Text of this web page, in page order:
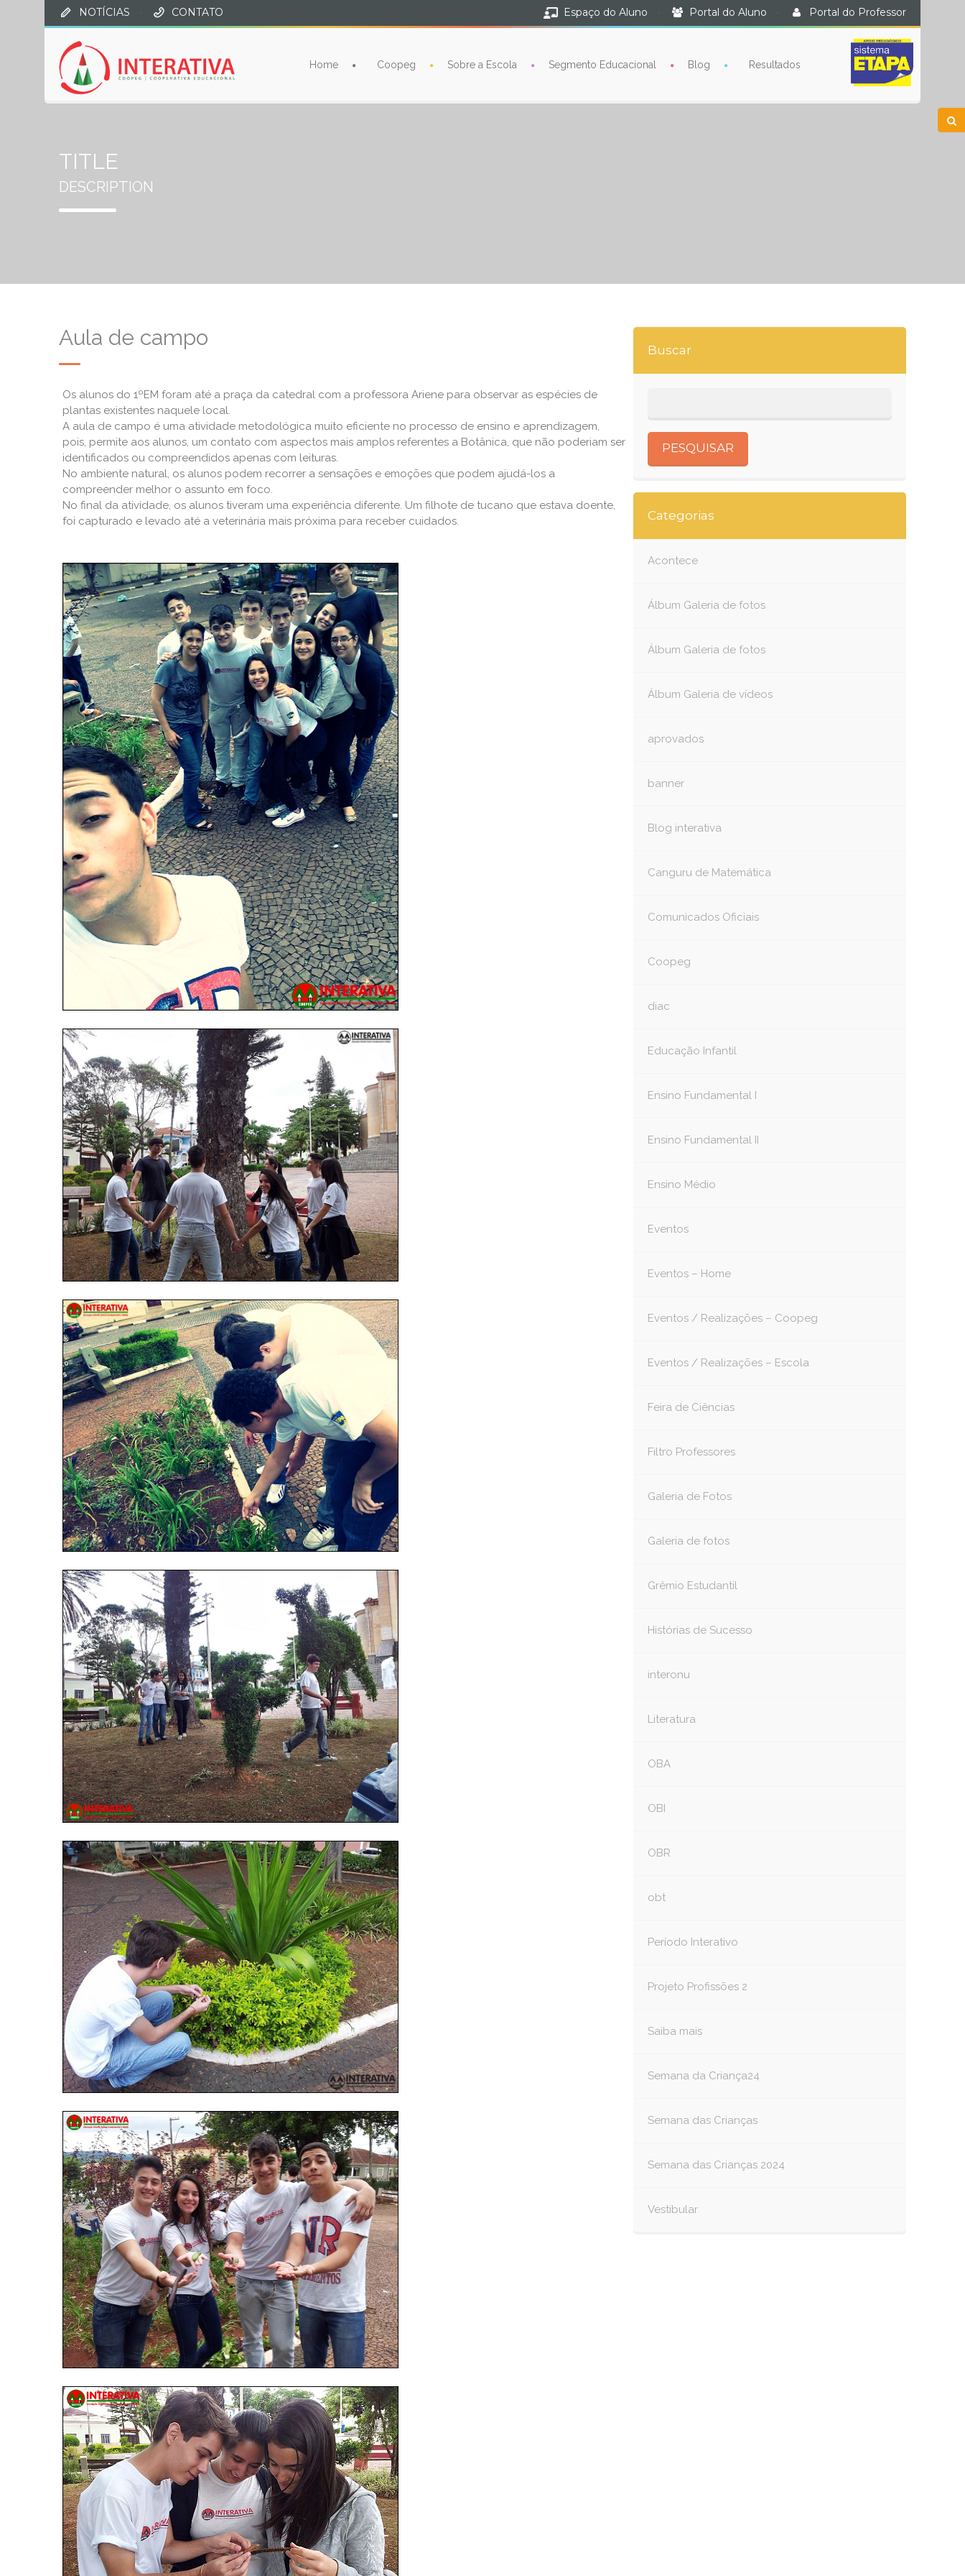
NOTÍCIAS · CONTATO Espaço do Aluno · Portal do Aluno · Portal do Professor
Home Coopeg Sobre a Escola Segmento Educacional Blog Resultados
TITLE
DESCRIPTION
Aula de campo
Os alunos do 1ºEM foram até a praça da catedral com a professora Ariene para observar as espécies de
plantas existentes naquele local.
A aula de campo é uma atividade metodológica muito eficiente no processo de ensino e aprendizagem,
pois, permite aos alunos, um contato com aspectos mais amplos referentes a Botânica, que não poderiam ser
identificados ou compreendidos apenas com leituras.
No ambiente natural, os alunos podem recorrer a sensações e emoções que podem ajudá-los a
compreender melhor o assunto em foco.
No final da atividade, os alunos tiveram uma experiência diferente. Um filhote de tucano que estava doente,
foi capturado e levado até a veterinária mais próxima para receber cuidados.
Buscar
Categorias
Acontece
Álbum Galeria de fotos
Álbum Galeria de fotos
Álbum Galeria de vídeos
aprovados
banner
Blog interativa
Canguru de Matemática
Comunicados Oficiais
Coopeg
diac
Educação Infantil
Ensino Fundamental I
Ensino Fundamental II
Ensino Médio
Eventos
Eventos – Home
Eventos / Realizações – Coopeg
Eventos / Realizações – Escola
Feira de Ciências
Filtro Professores
Galeria de Fotos
Galeria de fotos
Grêmio Estudantil
Histórias de Sucesso
interonu
Literatura
OBA
OBI
OBR
obt
Período Interativo
Projeto Profissões 2
Saiba mais
Semana da Criança24
Semana das Crianças
Semana das Crianças 2024
Vestibular